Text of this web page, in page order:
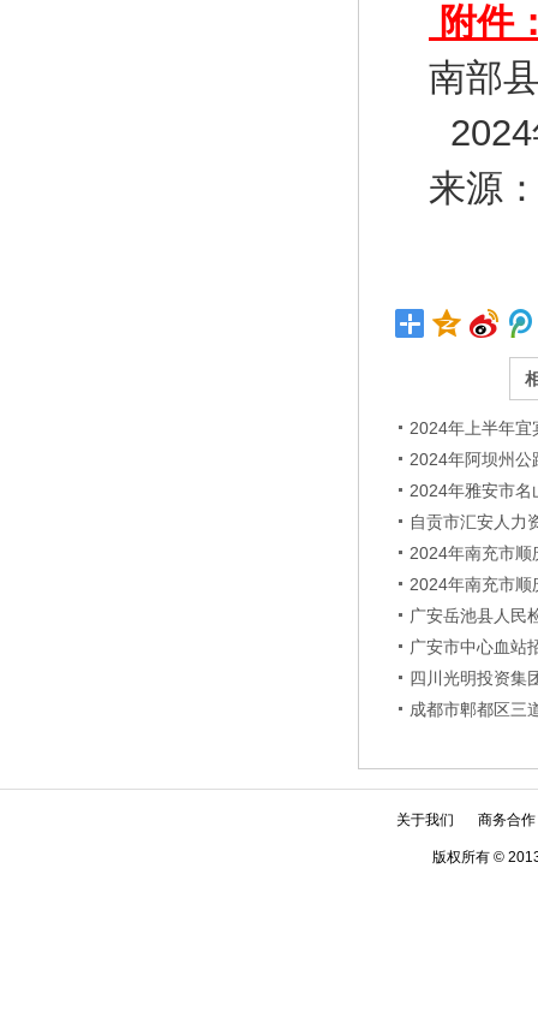
附件
南部
来源
2024年上半年宜
2024年阿坝州公
2024年雅安市名
自贡市汇安人力
2024年南充市顺
2024年南充市顺
广安岳池县人民
广安市中心血站
四川光明投资集
成都市郫都区三
关于我们 商务合作
版权所有 ©